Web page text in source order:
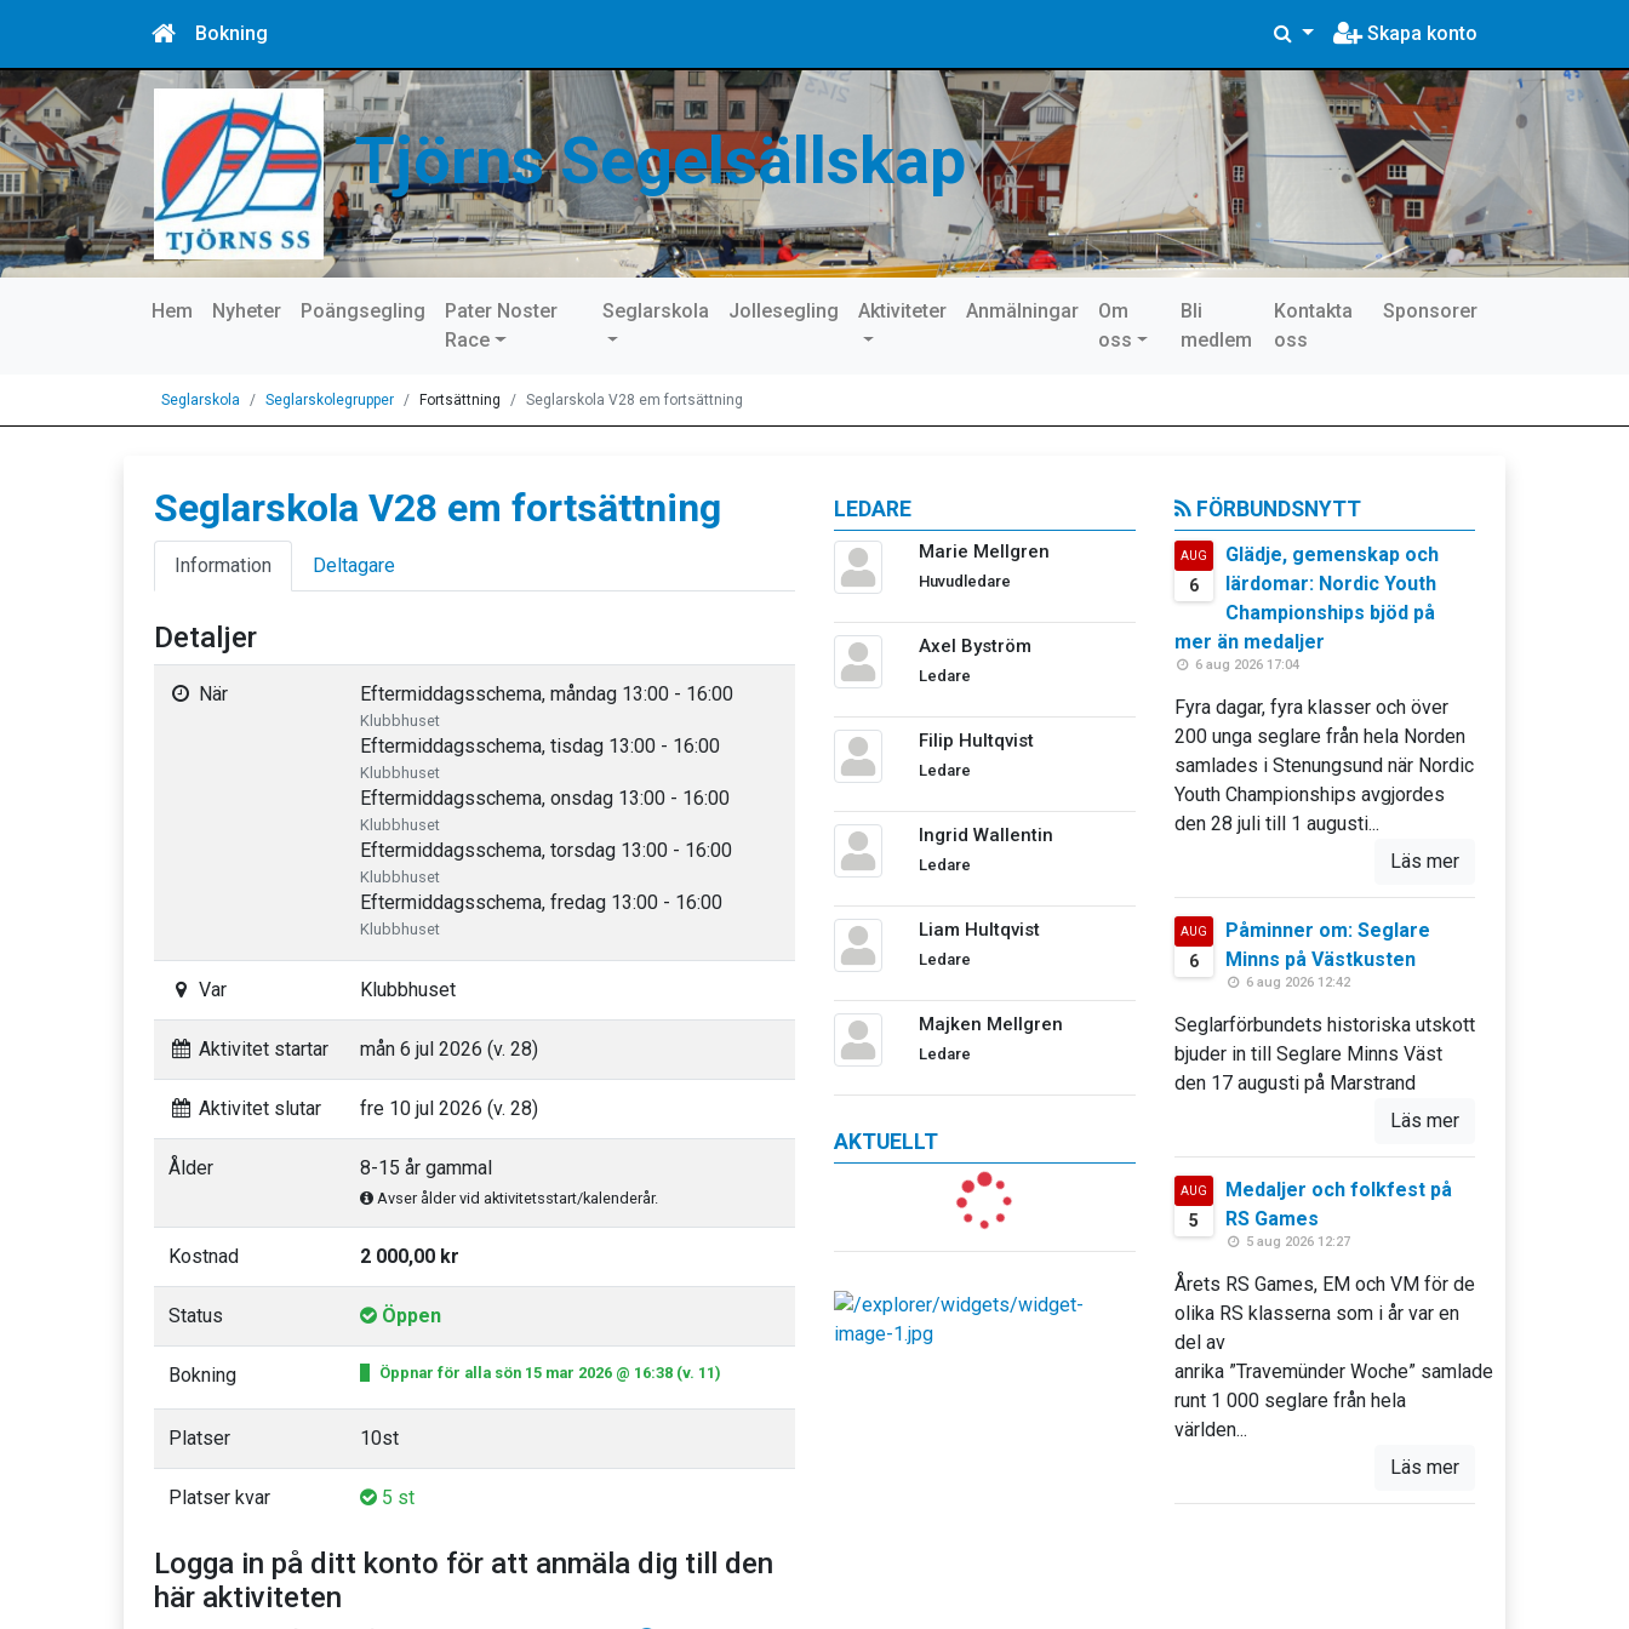
Bokning Skapa konto
Tjörns Segelsällskap
Hem Nyheter Poängsegling
Pater Noster
Race
Seglarskola Jollesegling Aktiviteter Anmälningar
Om
oss
Bli
medlem
Kontakta
oss
Sponsorer
Seglarskola Seglarskolegrupper Fortsättning Seglarskola V28 em fortsättning
LEDARE
Marie Mellgren
Huvudledare
Axel Byström
Ledare
Filip Hultqvist
Ledare
Ingrid Wallentin
Ledare
Liam Hultqvist
Ledare
Majken Mellgren
Ledare
AKTUELLT
Seglarskola V28 em fortsättning
Information Deltagare
Detaljer
När Eftermiddagsschema, måndag 13:00 - 16:00
Klubbhuset
Eftermiddagsschema, tisdag 13:00 - 16:00
Klubbhuset
Eftermiddagsschema, onsdag 13:00 - 16:00
Klubbhuset
Eftermiddagsschema, torsdag 13:00 - 16:00
Klubbhuset
Eftermiddagsschema, fredag 13:00 - 16:00
Klubbhuset
Var Klubbhuset
Aktivitet startar mån 6 jul 2026 (v. 28)
Aktivitet slutar fre 10 jul 2026 (v. 28)
Ålder 8-15 år gammal
Avser ålder vid aktivitetsstart/kalenderår.
Kostnad 2 000,00 kr
Status Öppen
Bokning Öppnar för alla sön 15 mar 2026 @ 16:38 (v. 11)
Platser 10st
Platser kvar 5 st
Logga in på ditt konto för att anmäla dig till den
här aktiviteten
FÖRBUNDSNYTT
AUG
6
Glädje, gemenskap och
lärdomar: Nordic Youth
Championships bjöd på
mer än medaljer
6 aug 2026 17:04
Fyra dagar, fyra klasser och över
200 unga seglare från hela Norden
samlades i Stenungsund när Nordic
Youth Championships avgjordes
den 28 juli till 1 augusti...
Läs mer
AUG
6
Påminner om: Seglare
Minns på Västkusten
6 aug 2026 12:42
Seglarförbundets historiska utskott
bjuder in till Seglare Minns Väst
den 17 augusti på Marstrand
Läs mer
AUG
5
Medaljer och folkfest på
RS Games
5 aug 2026 12:27
Årets RS Games, EM och VM för de
olika RS klasserna som i år var en
del av
anrika ”Travemünder Woche” samlade
runt 1 000 seglare från hela
världen...
Läs mer